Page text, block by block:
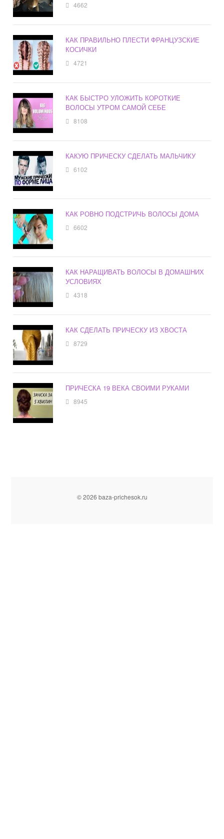
4662
КАК ПРАВИЛЬНО ПЛЕСТИ ФРАНЦУЗСКИЕ
КОСИЧКИ
4721
КАК БЫСТРО УЛОЖИТЬ КОРОТКИЕ
ВОЛОСЫ УТРОМ САМОЙ СЕБЕ
8108
КАКУЮ ПРИЧЕСКУ СДЕЛАТЬ МАЛЬЧИКУ
6102
КАК РОВНО ПОДСТРИЧЬ ВОЛОСЫ ДОМА
6602
КАК НАРАЩИВАТЬ ВОЛОСЫ В ДОМАШНИХ
УСЛОВИЯХ
4318
КАК СДЕЛАТЬ ПРИЧЕСКУ ИЗ ХВОСТА
8729
ПРИЧЕСКА 19 ВЕКА СВОИМИ РУКАМИ
8945
© 2026 baza-prichesok.ru